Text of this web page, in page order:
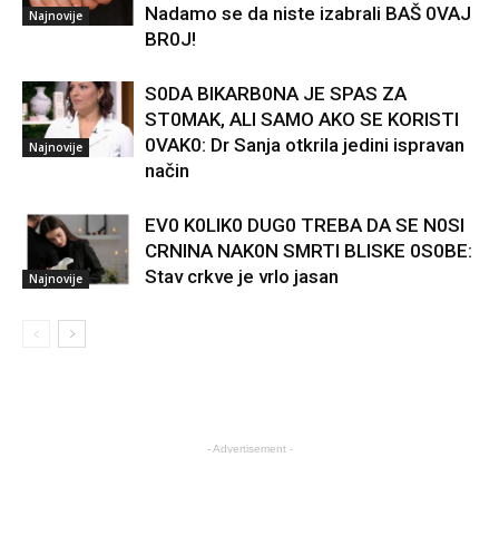
Najnovije
Nadamo se da niste izabrali BAŠ 0VAJ
BR0J!
Najnovije
S0DA BIKARB0NA JE SPAS ZA
ST0MAK, ALI SAMO AKO SE KORISTI
0VAK0: Dr Sanja otkrila jedini ispravan
način
Najnovije
EV0 K0LIK0 DUG0 TREBA DA SE N0SI
CRNINA NAK0N SMRTI BLISKE 0S0BE:
Stav crkve je vrlo jasan
- Advertisement -